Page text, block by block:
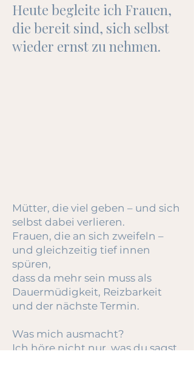
Heute begleite ich Frauen,
die bereit sind, sich selbst
wieder ernst zu nehmen.
​Mütter, die viel geben – und sich
selbst dabei verlieren.
Frauen, die an sich zweifeln –
und gleichzeitig tief innen
spüren,
dass da mehr sein muss als
Dauermüdigkeit, Reizbarkeit
und der nächste Termin.
Was mich ausmacht?
Ich höre nicht nur, was du sagst